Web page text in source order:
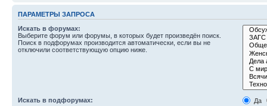
ПАРАМЕТРЫ ЗАПРОСА
Искать в форумах:
Выберите форум или форумы, в которых будет произведён поиск.
Поиск в подфорумах производится автоматически, если вы не
отключили соответствующую опцию ниже.
Искать в подфорумах:
Да